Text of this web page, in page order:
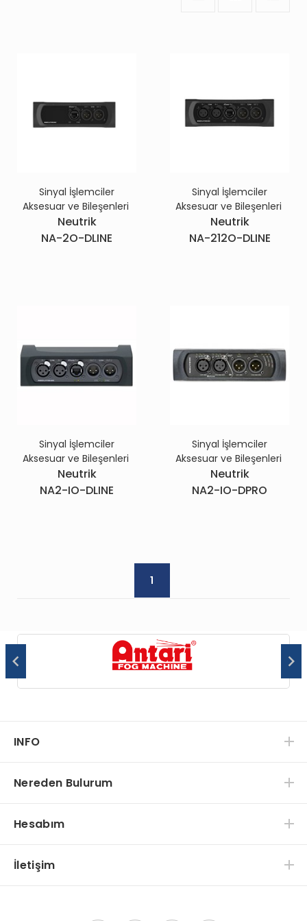
Sinyal İşlemciler
Aksesuar ve Bileşenleri
Neutrik
NA-2O-DLINE
Sinyal İşlemciler
Aksesuar ve Bileşenleri
Neutrik
NA-212O-DLINE
Sinyal İşlemciler
Aksesuar ve Bileşenleri
Neutrik
NA2-IO-DLINE
Sinyal İşlemciler
Aksesuar ve Bileşenleri
Neutrik
NA2-IO-DPRO
1
INFO
Nereden Bulurum
Hesabım
İletişim